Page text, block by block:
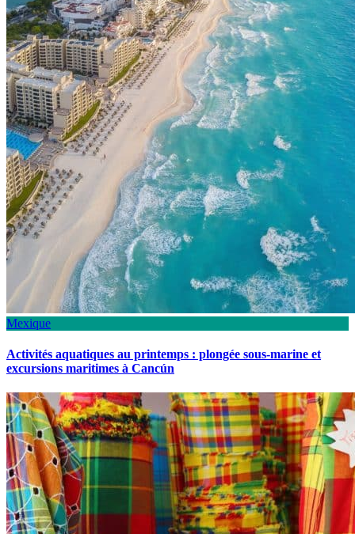
Mexique
Activités aquatiques au printemps : plongée sous-marine et
excursions maritimes à Cancún